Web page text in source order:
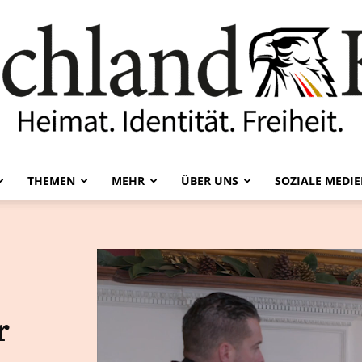
Kurier
THEMEN MEHR ÜBER UNS SOZIALE